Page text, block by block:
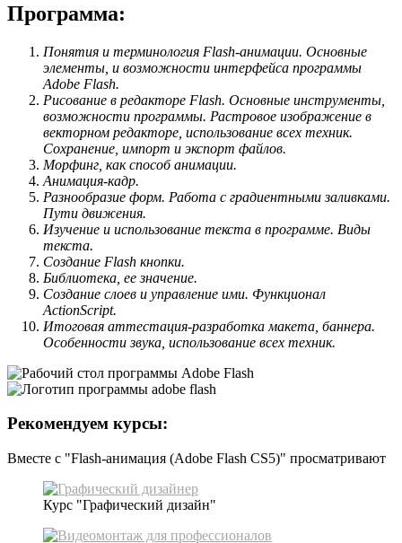
Программа:
Понятия и терминология Flash-анимации. Основные
элементы, и возможности интерфейса программы
Adobe Flash.
Рисование в редакторе Flash. Основные инструменты,
возможности программы. Растровое изображение в
векторном редакторе, использование всех техник.
Сохранение, импорт и экспорт файлов.
Морфинг, как способ анимации.
Анимация-кадр.
Разнообразие форм. Работа с градиентными заливками.
Пути движения.
Изучение и использование текста в программе. Виды
текста.
Создание Flash кнопки.
Библиотека, ее значение.
Создание слоев и управление ими. Функционал
ActionScript.
Итоговая аттестация-разработка макета, баннера.
Особенности звука, использование всех техник.
Рекомендуем курсы:
Вместе с "Flash-анимация (Adobe Flash CS5)" просматривают
Курс "Графический дизайн"